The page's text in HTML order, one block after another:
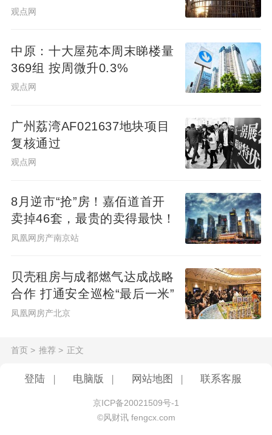
可以依法出典。这是因为买受人依法取得了
坐落房屋的所有权。商品房于其他类型的房
屋相比在价格上要高出许多，因此买受人对
其享有的权利也相应的全面。 以上是关于安
置房是有房产证的但是办理流程和时间相对
较复杂时间也很长，如果想买安置房一定要
仔细核验是否有房产证和土地证这样才能保
观点网
中原：十大屋苑本周末睇楼量
369组 按周微升0.3%
观点网
广州荔湾AF021637地块项目
复核通过
观点网
8月逆市“抢”房！嘉佰道首开
卖掉46套，最贵的卖得最快！
凤凰网房产南京站
贝壳租房与成都燃气达成战略
合作 打通安全巡检“最后一米”
凤凰网房产北京
首页 > 推荐 > 正文
登陆 电脑版 网站地图 联系客服
京ICP备20021509号-1
©风财讯 fengcx.com